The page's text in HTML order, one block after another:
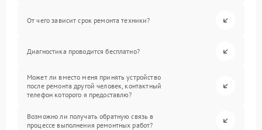
От чего зависит срок ремонта техники?
Диагностика проводится бесплатно?
Может ли вместо меня принять устройство
после ремонта другой человек, контактный
телефон которого я предоставлю?
Возможно ли получать обратную связь в
процессе выполнения ремонтных работ?